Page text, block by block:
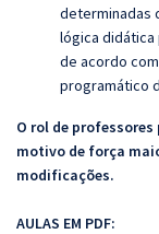
determinadas
lógica
de acordo
programático
O rol de
motivo de força
modificações.
AULAS EM PDF: